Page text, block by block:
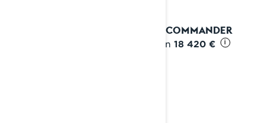
2027 COMMANDER
Alkaen 18 420 € i